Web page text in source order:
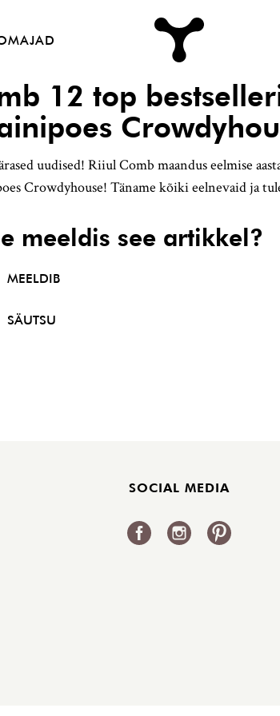
|
12 top
uudised! Riiul Comb maandus eelmise
Crowdyhouse! Täname kõiki eelnevaid ja
meeldis see artikkel?
MEELDIB
SÄUTSU
SOCIAL MEDIA